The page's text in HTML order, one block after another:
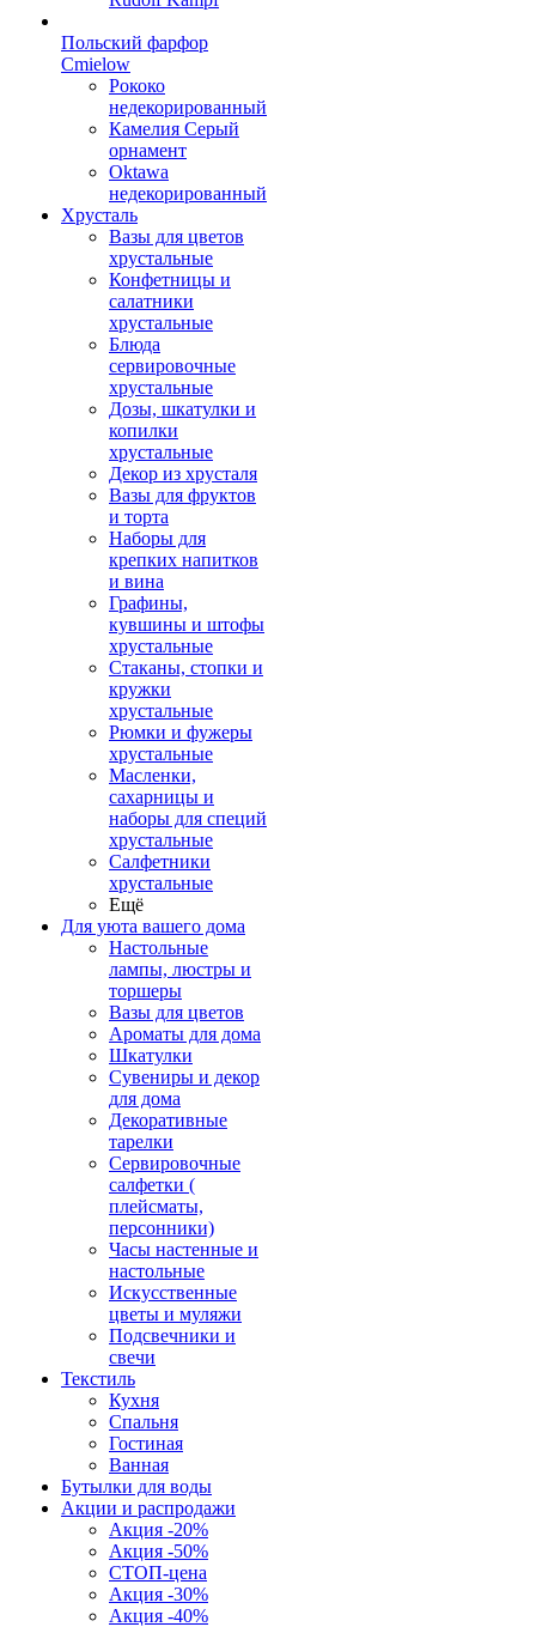
Польский фарфор
Сmielow
Рококо
недекорированный
Камелия Серый
орнамент
Oktawa
недекорированный
Хрусталь
Вазы для цветов
хрустальные
Конфетницы и
салатники
хрустальные
Блюда
сервировочные
хрустальные
Дозы, шкатулки и
копилки
хрустальные
Декор из хрусталя
Вазы для фруктов
и торта
Наборы для
крепких напитков
и вина
Графины,
кувшины и штофы
хрустальные
Стаканы, стопки и
кружки
хрустальные
Рюмки и фужеры
хрустальные
Масленки,
сахарницы и
наборы для специй
хрустальные
Салфетники
хрустальные
Ещё
Для уюта вашего дома
Настольные
лампы, люстры и
торшеры
Вазы для цветов
Ароматы для дома
Шкатулки
Сувениры и декор
для дома
Декоративные
тарелки
Сервировочные
салфетки (
плейсматы,
персонники)
Часы настенные и
настольные
Искусственные
цветы и муляжи
Подсвечники и
свечи
Текстиль
Кухня
Спальня
Гостиная
Ванная
Бутылки для воды
Акции и распродажи
Акция -20%
Акция -50%
СТОП-цена
Акция -30%
Акция -40%